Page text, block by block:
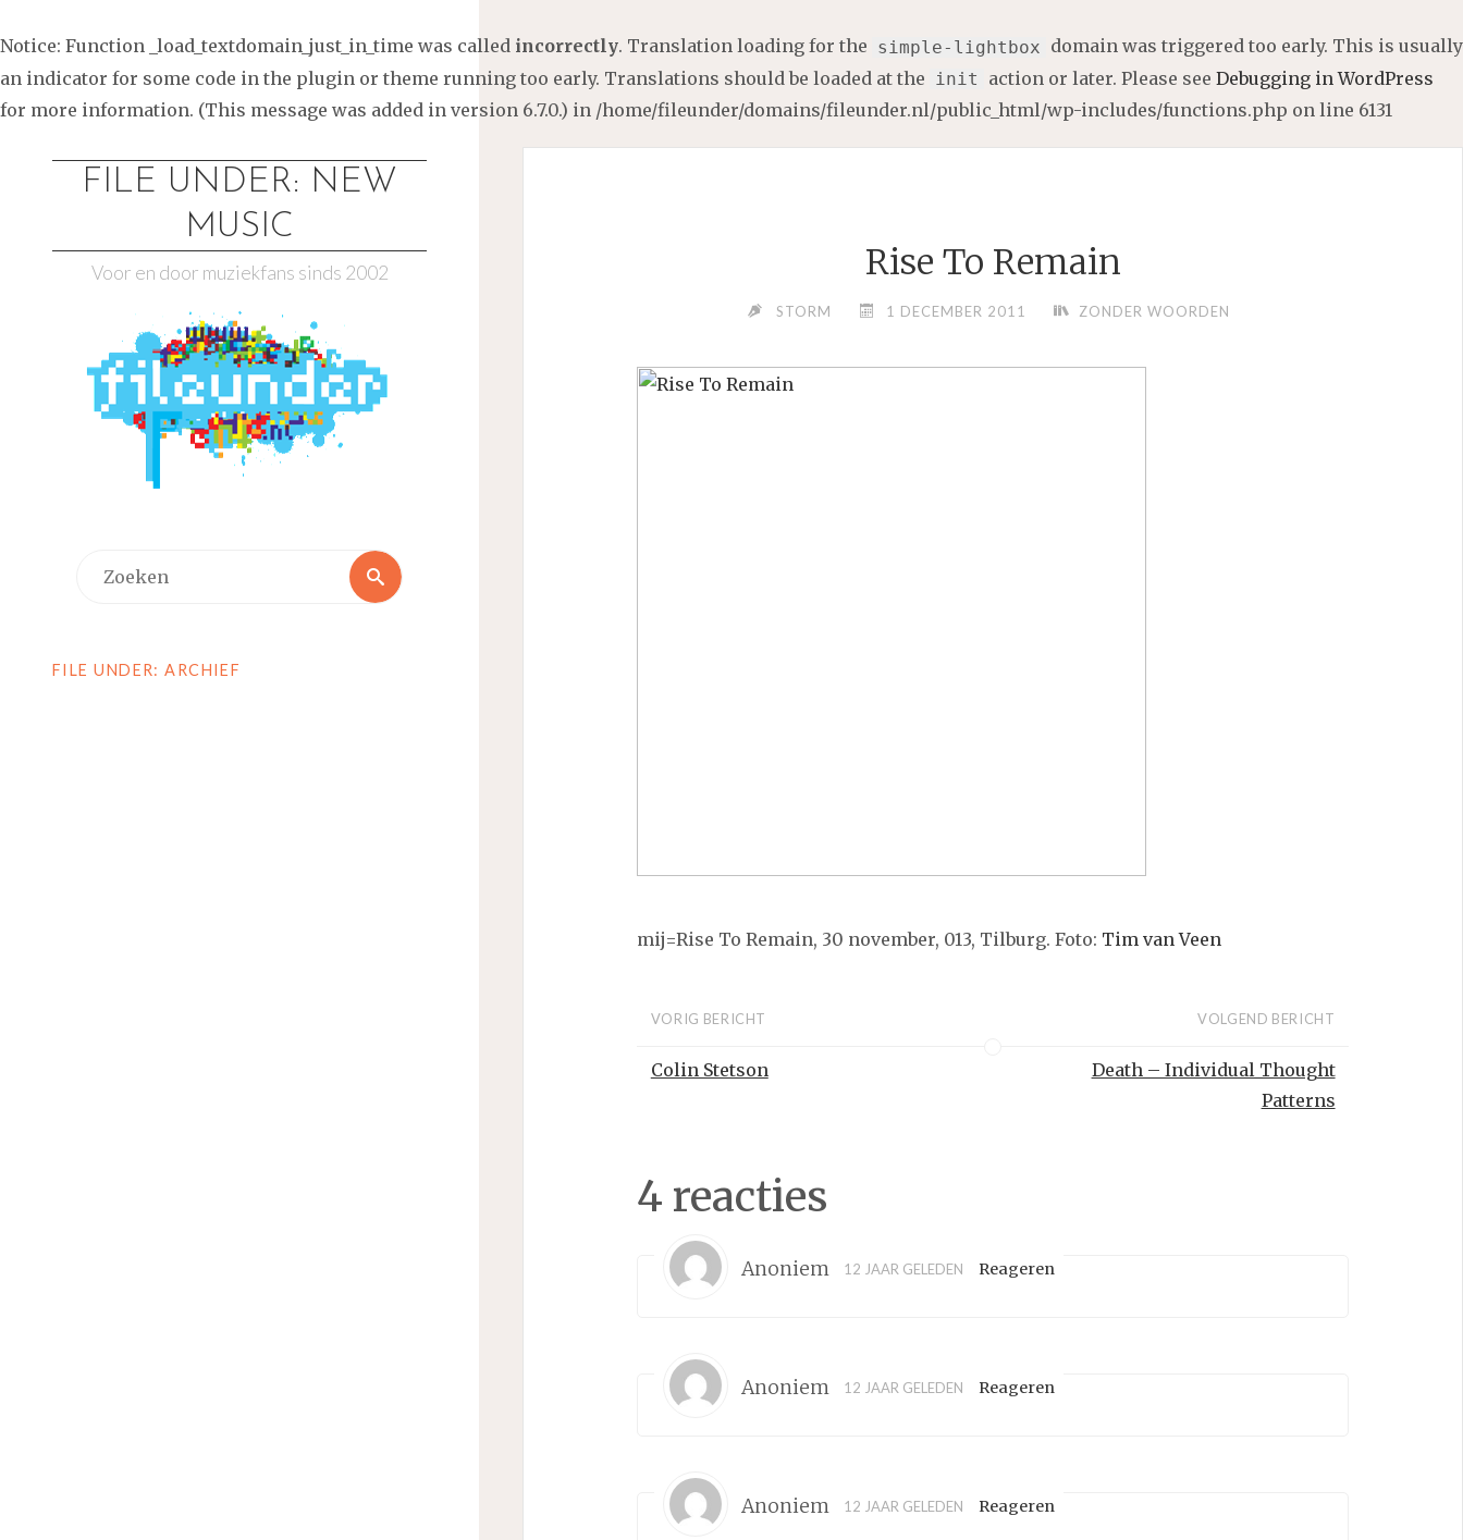
Notice: Function _load_textdomain_just_in_time was called incorrectly. Translation loading for the simple-lightbox domain was triggered too early. This is usually
an indicator for some code in the plugin or theme running too early. Translations should be loaded at the init action or later. Please see Debugging in WordPress
for more information. (This message was added in version 6.7.0.) in /home/fileunder/domains/fileunder.nl/public_html/wp-includes/functions.php on line 6131
FILE UNDER: NEW
MUSIC
Voor en door muziekfans sinds 2002
Zoeken
FILE UNDER: ARCHIEF
Rise To Remain
STORM 1 DECEMBER 2011 ZONDER WOORDEN
mij=Rise To Remain, 30 november, 013, Tilburg. Foto: Tim van Veen
VORIG BERICHT
Colin Stetson
VOLGEND BERICHT
Death – Individual Thought
Patterns
4 reacties
Anoniem 12 JAAR GELEDEN Reageren
Anoniem 12 JAAR GELEDEN Reageren
Anoniem 12 JAAR GELEDEN Reageren